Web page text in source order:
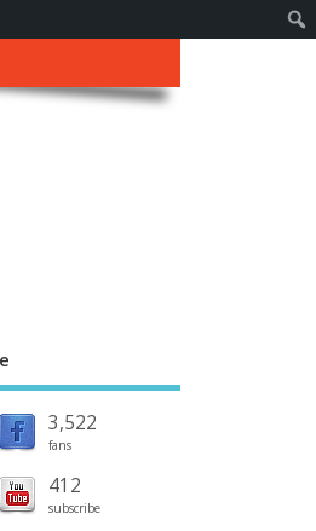
3,522
fans
412
subscribe